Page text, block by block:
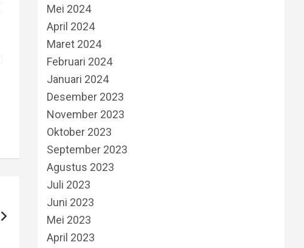
Mei 2024
April 2024
Maret 2024
Februari 2024
Januari 2024
Desember 2023
November 2023
Oktober 2023
September 2023
Agustus 2023
Juli 2023
Juni 2023
Mei 2023
April 2023